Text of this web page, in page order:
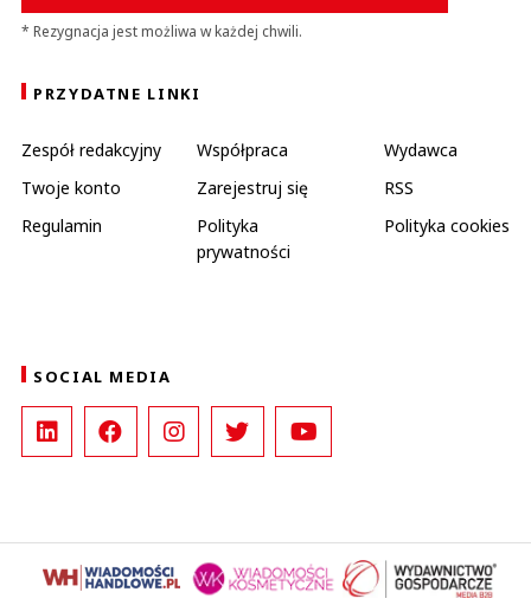
* Rezygnacja jest możliwa w każdej chwili.
PRZYDATNE LINKI
Zespół redakcyjny Współpraca
Wydawca
Twoje konto
Zarejestruj się
RSS
Regulamin
Polityka
prywatności
Polityka cookies
SOCIAL MEDIA